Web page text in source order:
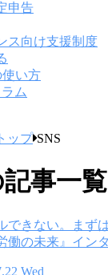
申告
ス向け支援制度
い方
ム
ップ SNS
記事一覧
Wed